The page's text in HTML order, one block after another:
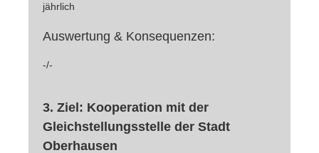
jährlich
Auswertung & Konsequenzen:
-/-
3. Ziel: Kooperation mit der
Gleichstellungsstelle der Stadt
Oberhausen